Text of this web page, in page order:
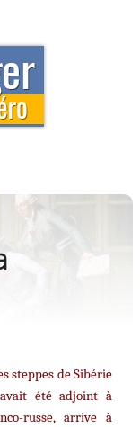
steppes de Sibérie
été adjoint à
russe, arrive à